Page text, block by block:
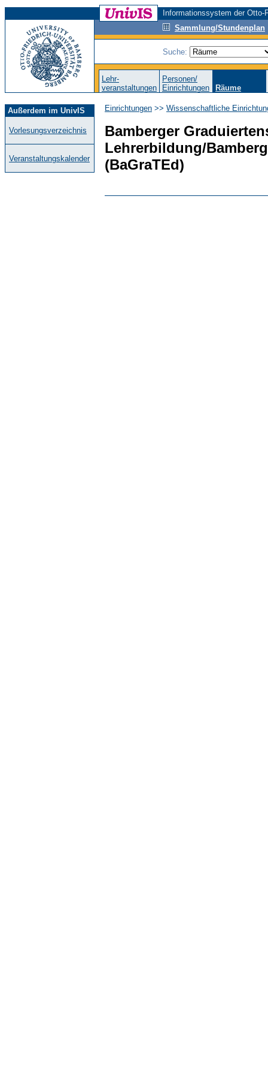
Informationssystem der
Sammlung/Stundenplan
Suche:
Lehr-
veranstaltungen
Personen/
Einrichtungen
Räume
Außerdem im UnivIS
Vorlesungsverzeichnis
Veranstaltungskalender
Einrichtungen >> Wissenschaftliche
Bamberger
Lehrerbildung/
(BaGraTEd)